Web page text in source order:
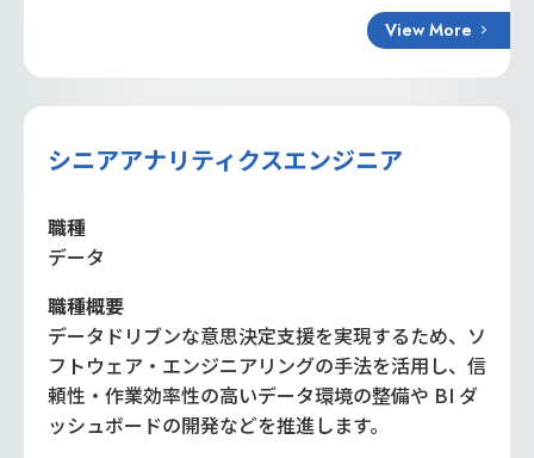
View More
シニアアナリティクスエンジニア
職種
データ
職種概要
データドリブンな意思決定支援を実現するため、ソ
フトウェア・エンジニアリングの手法を活用し、信
頼性・作業効率性の高いデータ環境の整備や BI ダ
ッシュボードの開発などを推進します。